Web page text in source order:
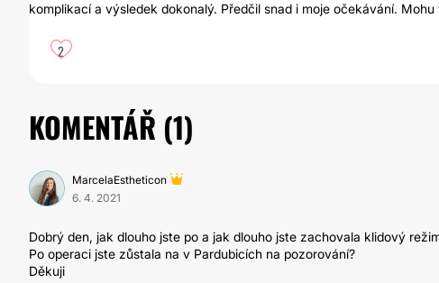
komplikací a výsledek dokonalý. Předčil snad i moje očekávání.
2
KOMENTÁŘ (1)
MarcelaEstheticon
6. 4. 2021
Dobrý den, jak dlouho jste po a jak dlouho jste zachovala klidový
Po operaci jste zůstala na v Pardubicích na pozorování?
Děkuji